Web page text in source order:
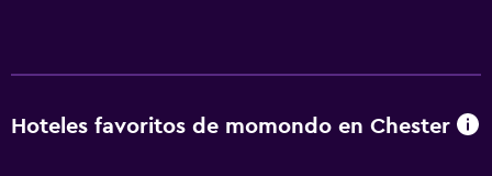
TV de pantalla plana
Hoteles favoritos de momondo en Chester